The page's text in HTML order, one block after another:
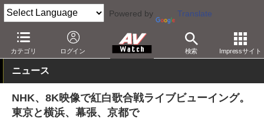
Powered by Translate
カテゴリ ログイン 検索 Impressサイト
AV Watch コンテンツ・サービス 放送
ニュース
NHK、8K映像で紅白歌合戦ライブビューイング。
東京と横浜、幕張、京都で